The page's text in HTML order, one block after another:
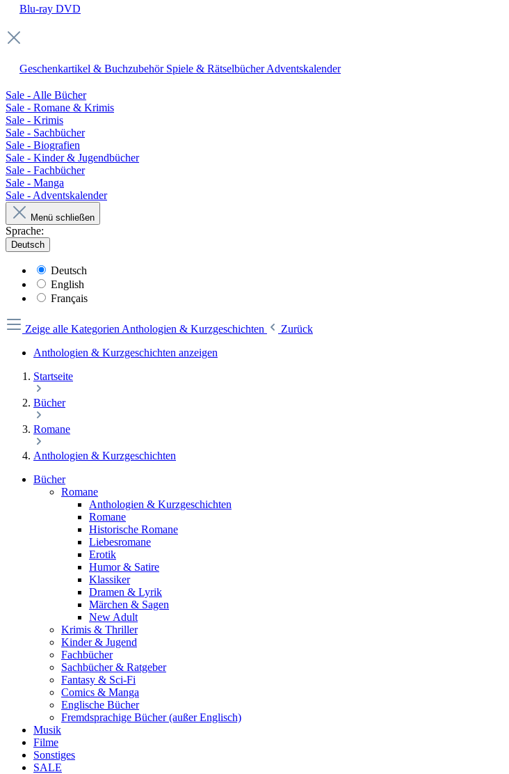
Blu-ray DVD
Geschenkartikel & Buchzubehör Spiele & RätselbücherAdventskalender
Sale - Alle Bücher
Sale - Romane & Krimis
Sale - Krimis
Sale - Sachbücher
Sale - Biografien
Sale - Kinder & Jugendbücher
Sale - Fachbücher
Sale - Manga
Sale - Adventskalender
Menü schließen
Sprache:
Deutsch
Deutsch
English
Français
Zeige alle Kategorien Anthologien & Kurzgeschichten
Zurück
Anthologien & Kurzgeschichten anzeigen
Startseite
Bücher
Romane
Anthologien & Kurzgeschichten
Bücher
Romane
Anthologien & Kurzgeschichten
Romane
Historische Romane
Liebesromane
Erotik
Humor & Satire
Klassiker
Dramen & Lyrik
Märchen & Sagen
New Adult
Krimis & Thriller
Kinder & Jugend
Fachbücher
Sachbücher & Ratgeber
Fantasy & Sci-Fi
Comics & Manga
Englische Bücher
Fremdsprachige Bücher (außer Englisch)
Musik
Filme
Sonstiges
SALE